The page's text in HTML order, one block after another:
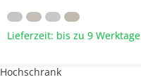
Lieferzeit: bis zu 9 Werktage
Hochschrank